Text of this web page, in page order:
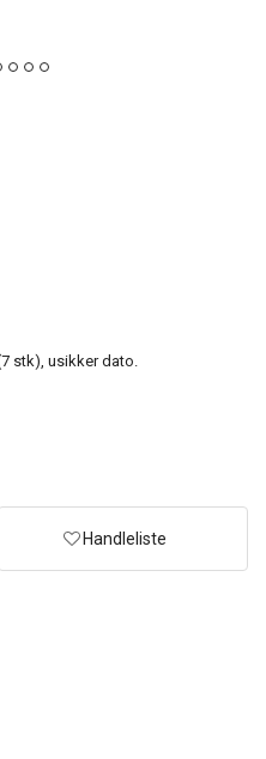
stk), usikker dato.
Handleliste